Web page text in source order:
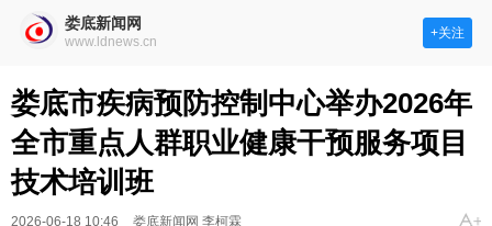
娄底新闻网
www.ldnews.cn
+关注
娄底市疾病预防控制中心举办2026年
全市重点人群职业健康干预服务项目
技术培训班
2026-06-18 10:46 娄底新闻网 李柯霖